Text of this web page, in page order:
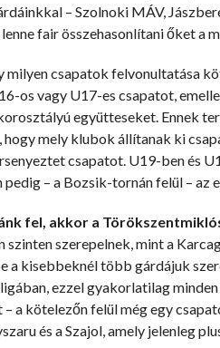
– Szolnoki MÁV,
fair összehasonlítani őket a
milyen csapatok felvonultatása
os vagy U17-es csapatot,
együtteseket. Ennek
mely klubok állítanak ki
csapatot. U19-ben és
– a Bozsik-tornán felül –
fel, akkor a
szinten szerepelnek, mint a
a kisebbeknél több gárdájuk
ezzel gyakorlatilag
a kötelezőn felül még egy
és a Szajol, amely jelenleg